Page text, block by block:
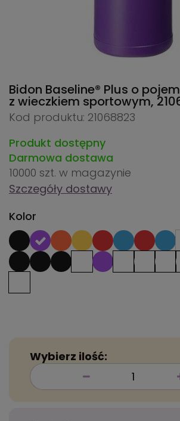
Bidon Baseline® Plus o
z wieczkiem sportowym,
Kod produktu: 21068823
Produkt dostępny
Darmowa dostawa
10000 szt. w magazynie
Szczegóły dostawy
Kolor
Wybierz ilość: